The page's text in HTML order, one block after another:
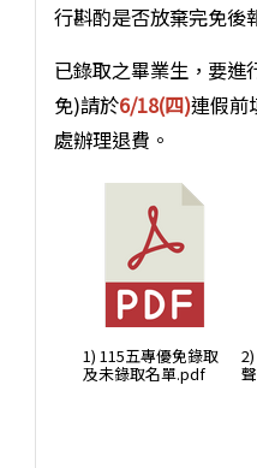
行斟酌是否放棄完免後
已錄取之畢業生，要進
免)請於6/18(四)連假前
處辦理退費。
1) 115五專優免錄取
及未錄取名單.pdf